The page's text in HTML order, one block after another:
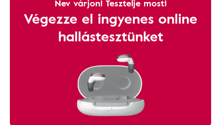
Nev várjon! Tesztelje most!
Végezze el ingyenes online
hallástesztünket